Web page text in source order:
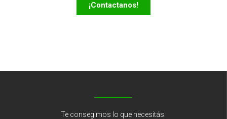
¡Contactanos!
Te consegimos lo que necesitás.